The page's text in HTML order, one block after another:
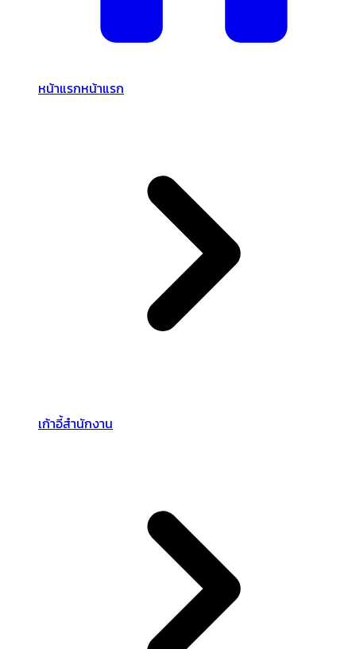
หน้าแรกหน้าแรก
เก้าอี้สำนักงาน